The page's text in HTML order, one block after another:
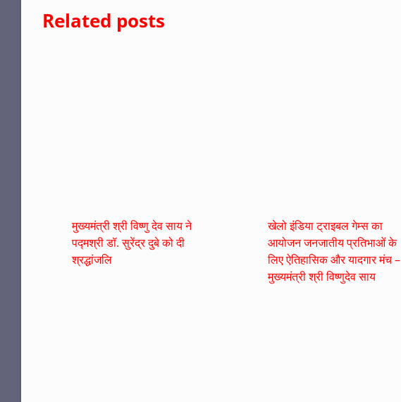
Related posts
मुख्यमंत्री श्री विष्णु देव साय ने
पद्मश्री डॉ. सुरेंद्र दुबे को दी
श्रद्धांजलि
खेलो इंडिया ट्राइबल गेम्स का
आयोजन जनजातीय प्रतिभाओं के
लिए ऐतिहासिक और यादगार मंच –
मुख्यमंत्री श्री विष्णुदेव साय